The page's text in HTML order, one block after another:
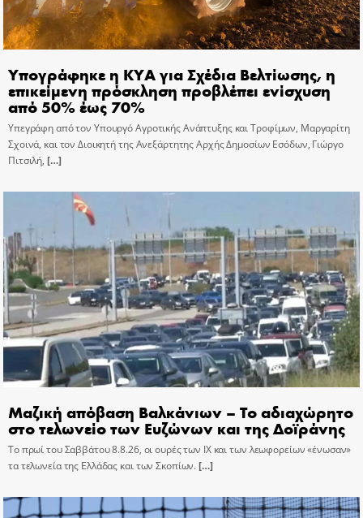
Υπογράφηκε η ΚΥΑ για Σχέδια Βελτίωσης, η
επικείμενη πρόσκληση προβλέπει ενίσχυση
από 50% έως 70%
Υπεγράφη από τον Υπουργό Αγροτικής Ανάπτυξης και Τροφίμων, Μαργαρίτη
Σχοινά, και τον Διοικητή της Ανεξάρτητης Αρχής Δημοσίων Εσόδων, Γιώργο
Πιτσιλή, […]
Μαζική απόβαση Βαλκάνιων – Το αδιαχώρητο
στο τελωνείο των Ευζώνων και της Δοϊράνης
Το πρωί του Σαββάτου 8.8.26, οι ουρές των ΙΧ και των λεωφορείων «ένωσαν»
τα τελωνεία της Ελλάδας και των Σκοπίων.[…]